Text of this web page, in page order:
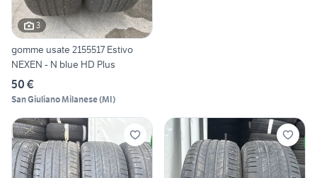
3
gomme usate 2155517 Estivo
NEXEN - N blue HD Plus
50 €
San Giuliano Milanese(MI)